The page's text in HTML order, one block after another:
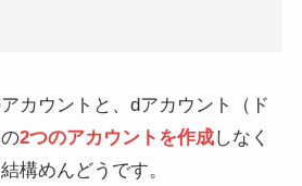
カウントと、dアカウント（ド
2つのアカウントを作成しなく
構めんどうです。